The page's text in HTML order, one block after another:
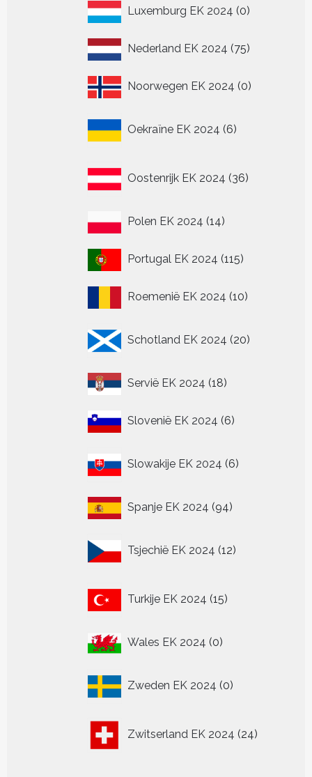
Luxemburg EK 2024 00
Nederland EK 2024 7575
Noorwegen EK 2024 00
Oekraïne EK 2024 6
producten
Oostenrijk EK 2024 36
producten
Polen EK 2024 1414
Portugal EK 2024 115115
Roemenië EK 2024 1010
Schotland EK 2024 20
producten
Servië EK 2024 1818
Slovenië EK 2024 66
Slowakije EK 2024 6
producten
Spanje EK 2024 9494
Tsjechië EK 2024 12
producten
Turkije EK 2024 15
producten
Wales EK 2024 00
Zweden EK 2024 0
producten
Zwitserland EK 2024 24
producten